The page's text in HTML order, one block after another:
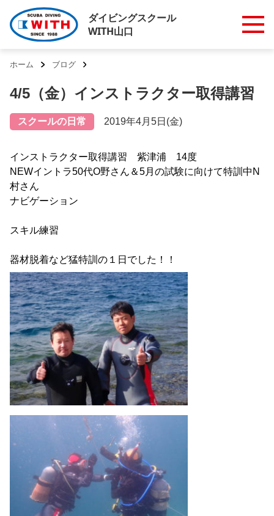
ダイビングスクール
WITH山口
ホーム ブログ
4/5（金）インストラクター取得講習
スクールの日常 2019年4月5日(金)
インストラクター取得講習 紫津浦 14度
NEWイントラ50代O野さん＆5月の試験に向けて特訓中N
村さん
ナビゲーション
スキル練習
器材脱着など猛特訓の１日でした！！